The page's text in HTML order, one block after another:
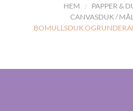
HEM PAPPER &
CANVASDUK /
BOMULLSDUK